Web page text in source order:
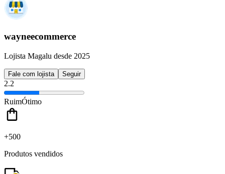
wayneecommerce
Lojista Magalu desde 2025
Fale com lojista Seguir
2.2
RuimÓtimo
+500
Produtos vendidos